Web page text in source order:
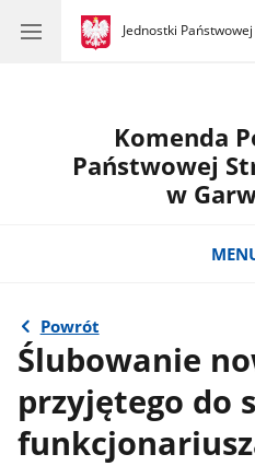
gov.pl
Jednostki
gov.pl
Jednostki
Komenda
Państwowej
w
Powrót
Ślubowanie
przyjętego do